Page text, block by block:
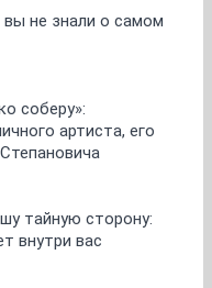
не знали о самом
соберу»:
артиста, его
тайную сторону:
внутри вас